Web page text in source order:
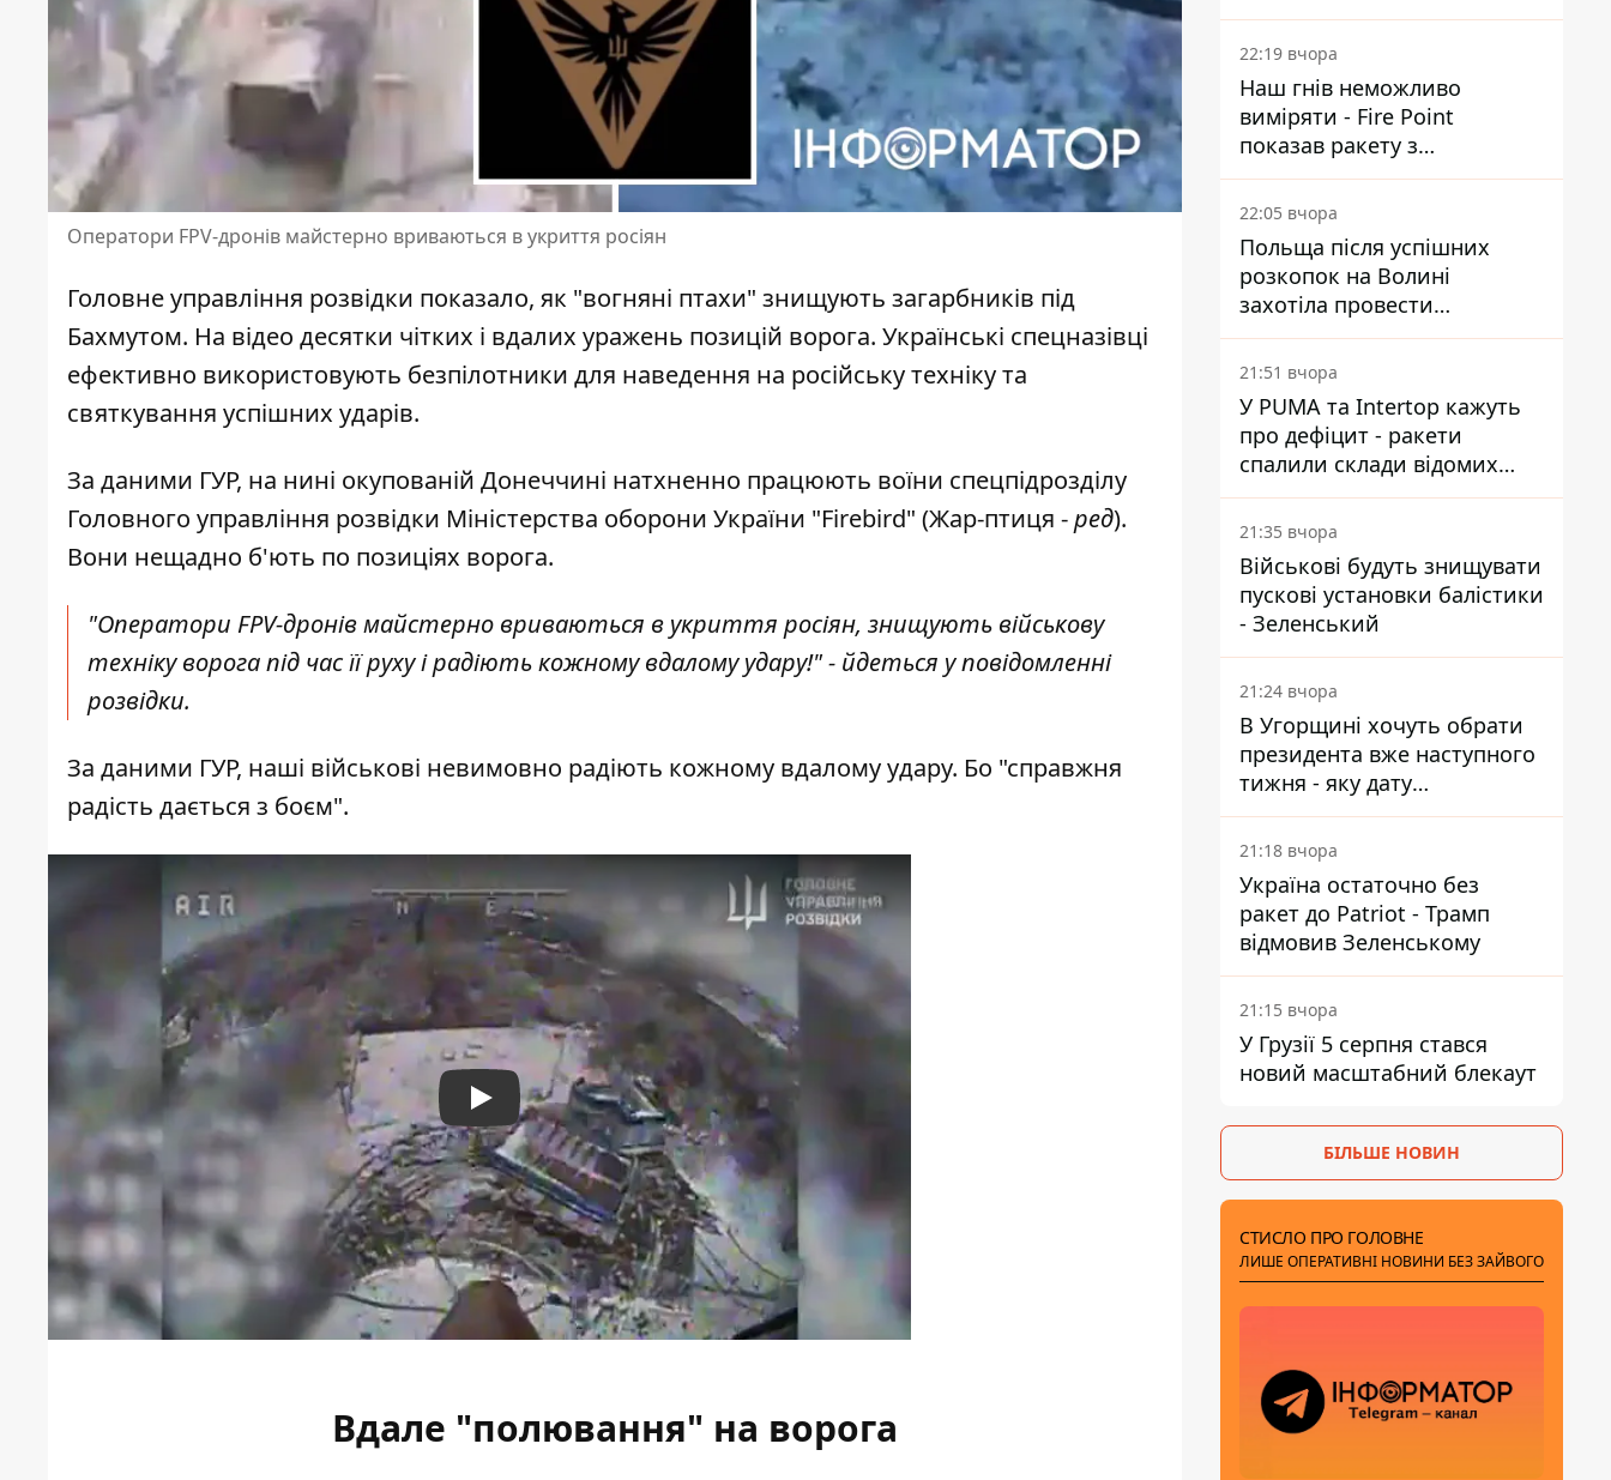
Оператори FPV-дронів майстерно вриваються в укриття росіян
Головне управління розвідки показало, як "вогняні птахи" знищують загарбників під
Бахмутом. На відео десятки чітких і вдалих уражень позицій ворога. Українські спецназівці
ефективно використовують безпілотники для наведення на російську техніку та
святкування успішних ударів.
За даними ГУР, на нині окупованій Донеччині натхненно працюють воїни спецпідрозділу
Головного управління розвідки Міністерства оборони України "Firebird" (Жар-птиця -ред).
Вони нещадно б'ють по позиціях ворога.
"Оператори FPV-дронів майстерно вриваються в укриття росіян, знищують військову
техніку ворога під час її руху і радіють кожному вдалому удару!" - йдеться у повідомленні
розвідки.
За даними ГУР, наші військові невимовно радіють кожному вдалому удару. Бо "справжня
радість дається з боєм".
Play
Вдале "полювання" на ворога
Reuters розкрили деталі
22:19 вчора
Наш гнів неможливо
виміряти - Fire Point
показав ракету з
загадковою позначкою 723
22:05 вчора
Польща після успішних
розкопок на Волині
захотіла провести
ексгумацію у нових місцях
21:51 вчора
У PUMA та Intertop кажуть
про дефіцит - ракети
спалили склади відомих
брендів
21:35 вчора
Військові будуть знищувати
пускові установки балістики
- Зеленський
21:24 вчора
В Угорщині хочуть обрати
президента вже наступного
тижня - яку дату
пропонують
21:18 вчора
Україна остаточно без
ракет до Patriot - Трамп
відмовив Зеленському
21:15 вчора
У Грузії 5 серпня стався
новий масштабний блекаут
БІЛЬШЕ НОВИН
СТИСЛО ПРО ГОЛОВНЕ
ЛИШЕ ОПЕРАТИВНІ НОВИНИ БЕЗ ЗАЙВОГО